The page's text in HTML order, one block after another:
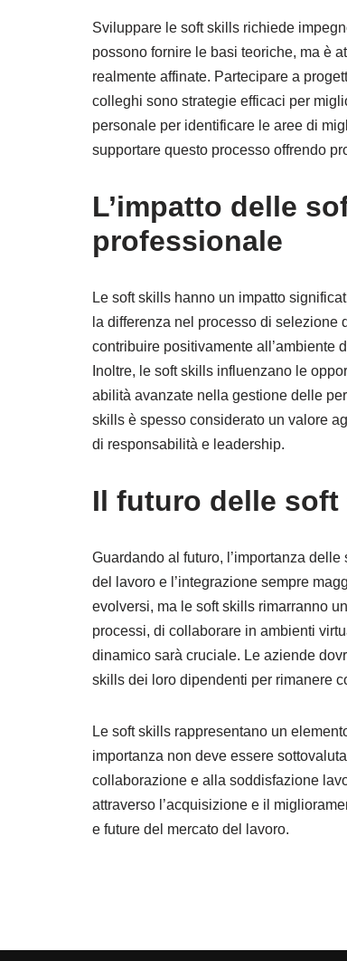
Sviluppare le soft skills richiede
possono fornire le basi teoriche, ma è
realmente affinate. Partecipare a
colleghi sono strategie efficaci per
personale per identificare le aree di
supportare questo processo offrendo
L’impatto delle
professionale
Le soft skills hanno un impatto
la differenza nel processo di
contribuire positivamente all’ambiente
Inoltre, le soft skills influenzano le
abilità avanzate nella gestione delle
skills è spesso considerato un valore
di responsabilità e leadership.
Il futuro delle
Guardando al futuro, l’importanza
del lavoro e l’integrazione sempre
evolversi, ma le soft skills rimarranno
processi, di collaborare in ambienti
dinamico sarà cruciale. Le aziende
skills dei loro dipendenti per rimanere
Le soft skills rappresentano un
importanza non deve essere
collaborazione e alla soddisfazione
attraverso l’acquisizione e il
e future del mercato del lavoro.